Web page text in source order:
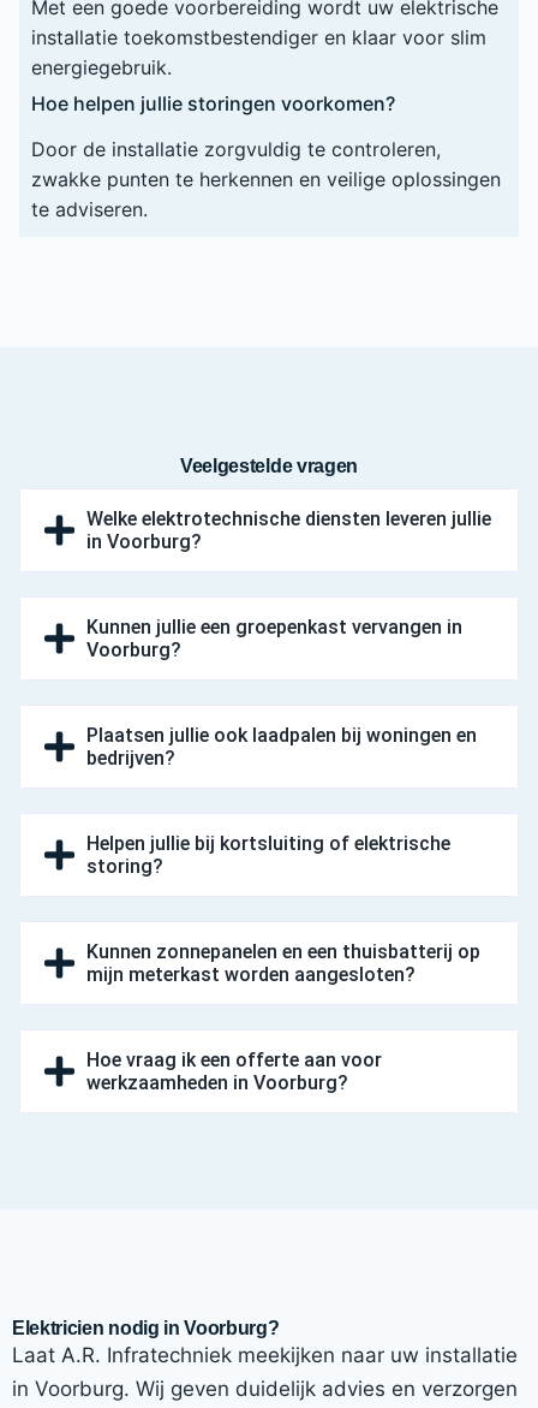
Met een goede voorbereiding wordt uw elektrische
installatie toekomstbestendiger en klaar voor slim
energiegebruik.
Hoe helpen jullie storingen voorkomen?
Door de installatie zorgvuldig te controleren,
zwakke punten te herkennen en veilige oplossingen
te adviseren.
Veelgestelde vragen
Welke elektrotechnische diensten leveren jullie
in Voorburg?
Kunnen jullie een groepenkast vervangen in
Voorburg?
Plaatsen jullie ook laadpalen bij woningen en
bedrijven?
Helpen jullie bij kortsluiting of elektrische
storing?
Kunnen zonnepanelen en een thuisbatterij op
mijn meterkast worden aangesloten?
Hoe vraag ik een offerte aan voor
werkzaamheden in Voorburg?
Elektricien nodig in Voorburg?
Laat A.R. Infratechniek meekijken naar uw installatie
in Voorburg. Wij geven duidelijk advies en verzorgen